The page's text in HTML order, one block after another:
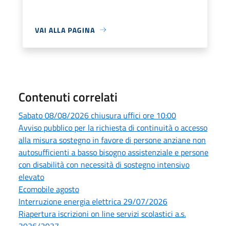
VAI ALLA PAGINA
Contenuti correlati
Sabato 08/08/2026 chiusura uffici ore 10:00
Avviso pubblico per la richiesta di continuità o accesso
alla misura sostegno in favore di persone anziane non
autosufficienti a basso bisogno assistenziale e persone
con disabilità con necessità di sostegno intensivo
elevato
Ecomobile agosto
Interruzione energia elettrica 29/07/2026
Riapertura iscrizioni on line servizi scolastici a.s.